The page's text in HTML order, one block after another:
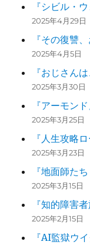
『シビル・
2025年4月29日
『その復讐
2025年4月5日
『おじさん
2025年3月30日
『アーモンド
2025年3月25日
『人生攻略
2025年3月23日
『地面師た
2025年3月15日
『知的障害
2025年2月15日
『AI監獄ウイ